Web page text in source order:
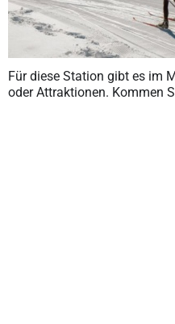
Für diese Station gibt es im
oder Attraktionen. Kommen